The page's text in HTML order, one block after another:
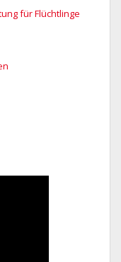
für Flüchtlinge